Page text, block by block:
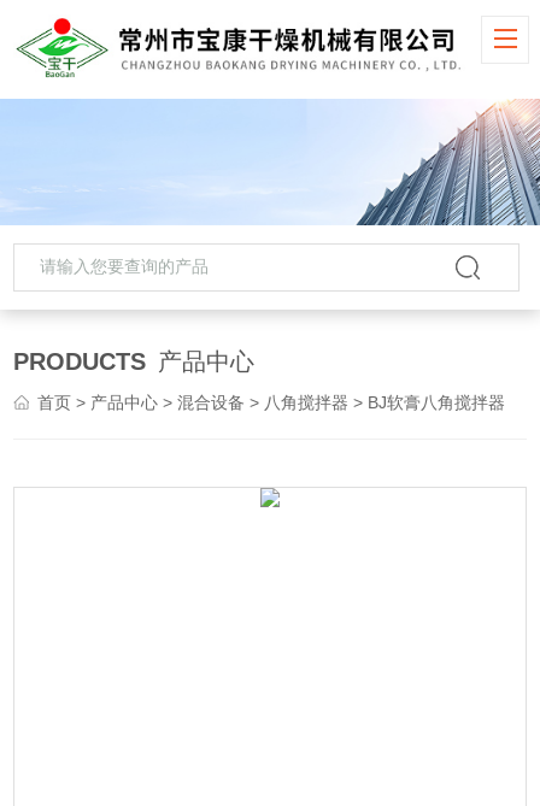
PRODUCTS 产品中心
首页 > 产品中心 >混合设备 > 八角搅拌器 > BJ软膏八角搅拌器